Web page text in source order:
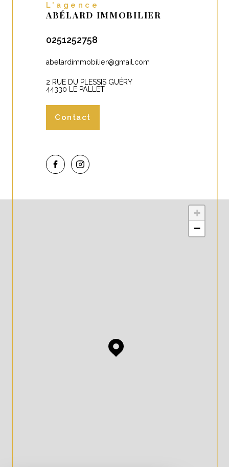
+
−
L'agence
ABÉLARD IMMOBILIER
0251252758
abelardimmobilier@gmail.com
2 RUE DU PLESSIS GUÉRY
44330 LE PALLET
Contact